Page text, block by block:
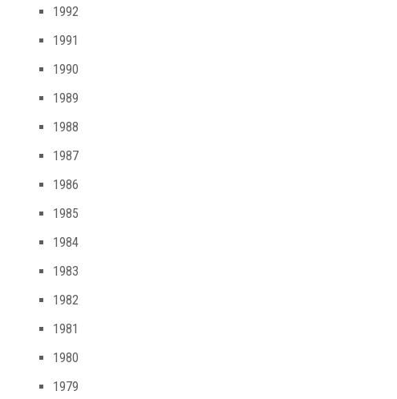
1992
1991
1990
1989
1988
1987
1986
1985
1984
1983
1982
1981
1980
1979